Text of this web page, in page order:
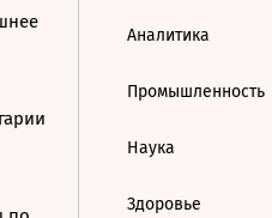
Аналитика
Промышленность
Наука
Здоровье